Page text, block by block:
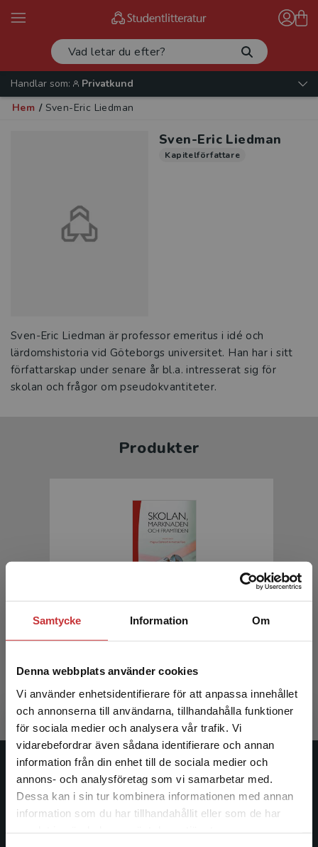
Samtycke Information Om
Denna webbplats använder cookies
Vi använder enhetsidentifierare för att anpassa innehållet
och annonserna till användarna, tillhandahålla funktioner
för sociala medier och analysera vår trafik. Vi
vidarebefordrar även sådana identifierare och annan
information från din enhet till de sociala medier och
annons- och analysföretag som vi samarbetar med.
Dessa kan i sin tur kombinera informationen med annan
information som du har tillhandahållit eller som de har
Begränsad fraktregion
Det verkar som att du besöker
studentlitteratur.se via en enhet utanför Sverige.
Handlar som:
Privatkund
Hem / Sven-Eric Liedman
Sven-Eric Liedman
Kapitelförfattare
Sven-Eric Liedman är professor emeritus i idé och
lärdomshistoria vid Göteborgs universitet. Han har i sitt
författarskap under senare år bl.a. intresserat sig för
skolan och frågor om pseudokvantiteter.
Produkter
Skolan, marknaden och framtiden
338 krinkl. moms
Exkl. moms: 319 kr
Studentlitteratur
Studentlitteratur grundades 1963 och är idag Sveriges